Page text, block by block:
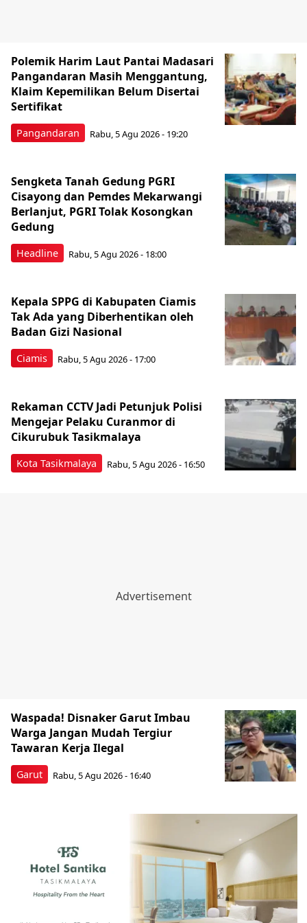
Pangandaran
Polemik Harim Laut Pantai Madasari
Pangandaran Masih Menggantung,
Klaim Kepemilikan Belum Disertai
Sertifikat
Rabu, 5 Agu 2026 - 19:20
Headline
Sengketa Tanah Gedung PGRI
Cisayong dan Pemdes Mekarwangi
Berlanjut, PGRI Tolak Kosongkan
Gedung
Rabu, 5 Agu 2026 - 18:00
Ciamis
Kepala SPPG di Kabupaten Ciamis
Tak Ada yang Diberhentikan oleh
Badan Gizi Nasional
Rabu, 5 Agu 2026 - 17:00
Kota Tasikmalaya
Rekaman CCTV Jadi Petunjuk Polisi
Mengejar Pelaku Curanmor di
Cikurubuk Tasikmalaya
Rabu, 5 Agu 2026 - 16:50
Garut
Waspada! Disnaker Garut Imbau
Warga Jangan Mudah Tergiur
Tawaran Kerja Ilegal
Rabu, 5 Agu 2026 - 16:40